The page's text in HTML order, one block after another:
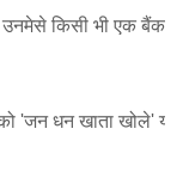
किसी भी एक बैंक के
'जन धन खाता खोले'